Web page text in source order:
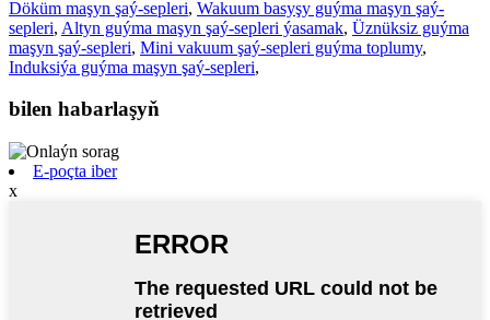
Döküm maşyn şaý-sepleri, Wakuum basyşy guýma maşyn şaý-
sepleri, Altyn guýma maşyn şaý-sepleri ýasamak, Üznüksiz guýma
maşyn şaý-sepleri, Mini vakuum şaý-sepleri guýma toplumy,
Induksiýa guýma maşyn şaý-sepleri,
bilen habarlaşyň
E-poçta iber
x